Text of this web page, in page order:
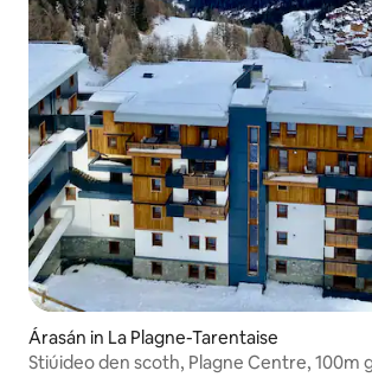
Árasán in La Plagne-Tarentaise
Stiúideo den scoth, Plagne Centre, 100m